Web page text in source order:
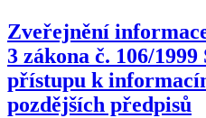
Zveřejnění
3 zákona č. 106/1999
přístupu k
pozdějších předpisů